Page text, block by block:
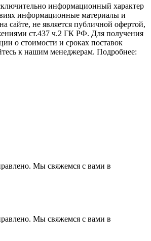
информационный характер
информационные материалы и
сайте, не является публичной офертой,
ст.437 ч.2 ГК РФ. Для получения
о стоимости и сроках поставок
к нашим менеджерам. Подробнее:
Мы свяжемся с вами в
Мы свяжемся с вами в